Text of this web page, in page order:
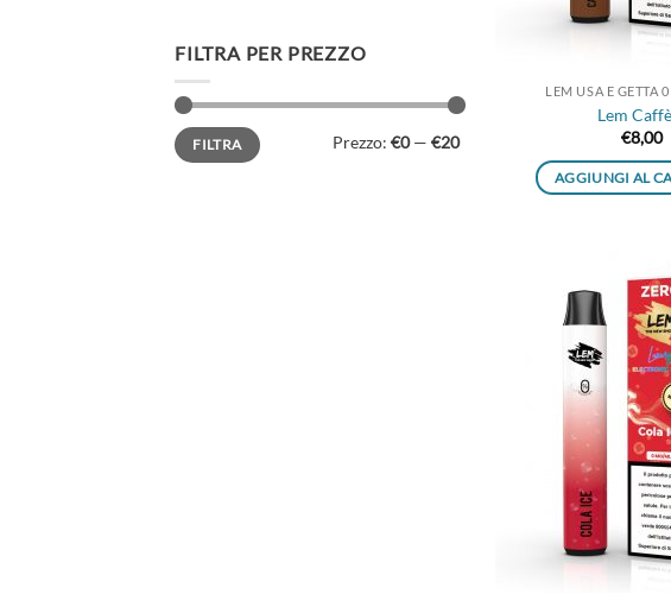
FILTRA PER PREZZO
Prezzo
Min
Prezzo
MaxFILTRA Prezzo: €0— €20
LEM USA E GETTA
Lem
€8,00
AGGIUNGI AL